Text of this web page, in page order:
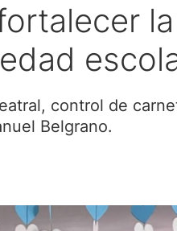
control de
Belgrano.